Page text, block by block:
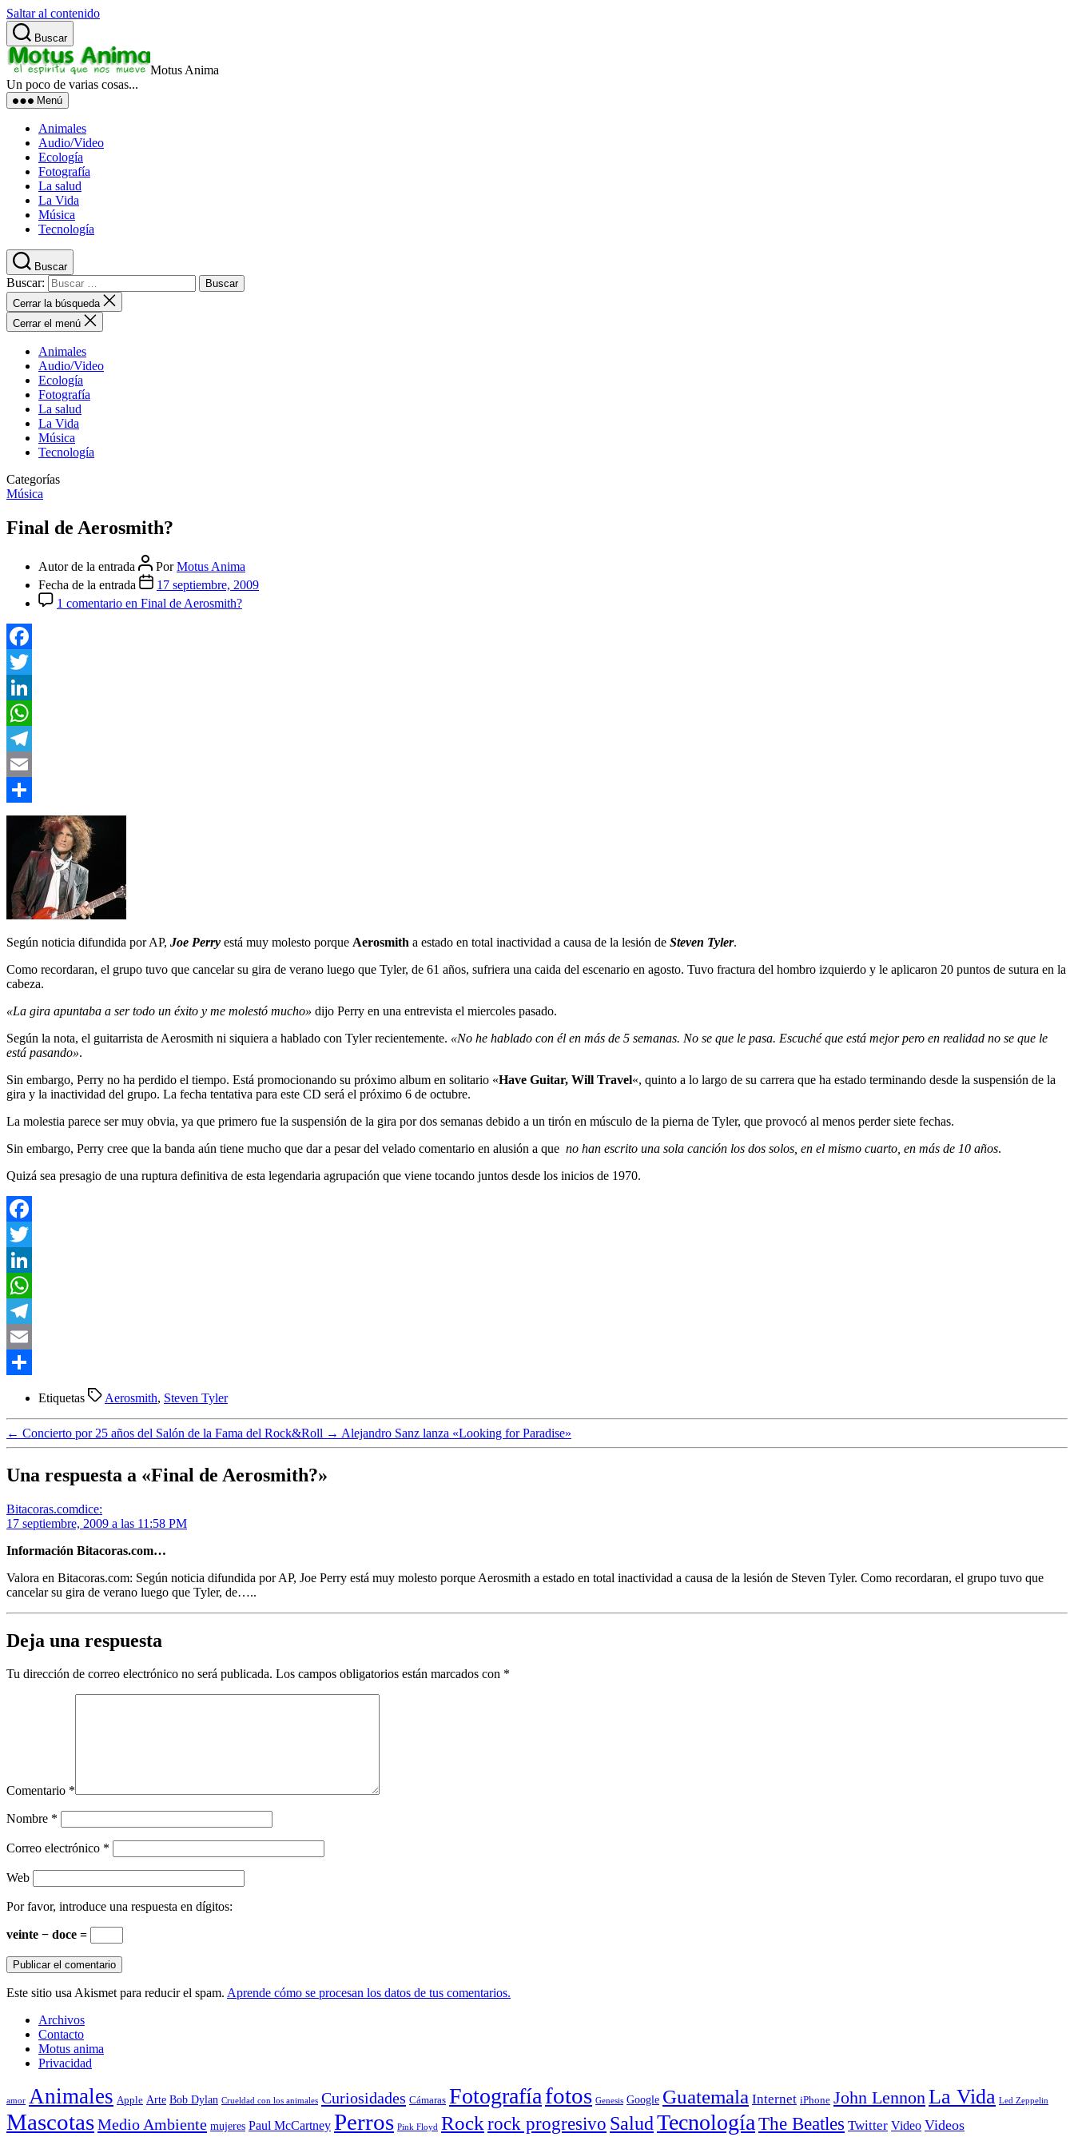
Saltar al contenido
Buscar
Motus Anima
Un poco de varias cosas...
Menú
Animales
Audio/Video
Ecología
Fotografía
La salud
La Vida
Música
Tecnología
Buscar
Buscar:
Cerrar la búsqueda
Cerrar el menú
Animales
Audio/Video
Ecología
Fotografía
La salud
La Vida
Música
Tecnología
Categorías
Música
Final de Aerosmith?
Autor de la entrada PorMotus Anima
Fecha de la entrada
17 septiembre, 2009
1 comentario en Final de Aerosmith?
Facebook
Twitter
LinkedIn
WhatsApp
Telegram
Email
Compartir
Según noticia difundida por AP, Joe Perry está muy molesto porque Aerosmith a estado en total inactividad a causa de la lesión de Steven Tyler.
Como recordaran, el grupo tuvo que cancelar su gira de verano luego que Tyler, de 61 años, sufriera una caida del escenario en agosto. Tuvo fractura del hombro izquierdo y le aplicaron 20 puntos de sutura en la
cabeza.
«La gira apuntaba a ser todo un éxito y me molestó mucho» dijo Perry en una entrevista el miercoles pasado.
Según la nota, el guitarrista de Aerosmith ni siquiera a hablado con Tyler recientemente. «No he hablado con él en más de 5 semanas. No se que le pasa. Escuché que está mejor pero en realidad no se que le
está pasando».
Sin embargo, Perry no ha perdido el tiempo. Está promocionando su próximo album en solitario «Have Guitar, Will Travel«, quinto a lo largo de su carrera que ha estado terminando desde la suspensión de la
gira y la inactividad del grupo. La fecha tentativa para este CD será el próximo 6 de octubre.
La molestia parece ser muy obvia, ya que primero fue la suspensión de la gira por dos semanas debido a un tirón en músculo de la pierna de Tyler, que provocó al menos perder siete fechas.
Sin embargo, Perry cree que la banda aún tiene mucho que dar a pesar del velado comentario en alusión a que no han escrito una sola canción los dos solos, en el mismo cuarto, en más de 10 años.
Quizá sea presagio de una ruptura definitiva de esta legendaria agrupación que viene tocando juntos desde los inicios de 1970.
Facebook
Twitter
LinkedIn
WhatsApp
Telegram
Email
Etiquetas Aerosmith, Steven Tyler
← Concierto por 25 años del Salón de la Fama del Rock&Roll → Alejandro Sanz lanza «Looking for Paradise»
Una respuesta a «Final de Aerosmith?»
Bitacoras.comdice:
17 septiembre, 2009 a las 11:58 PM
Información Bitacoras.com…
Valora en Bitacoras.com: Según noticia difundida por AP, Joe Perry está muy molesto porque Aerosmith a estado en total inactividad a causa de la lesión de Steven Tyler. Como recordaran, el grupo tuvo que
cancelar su gira de verano luego que Tyler, de…..
Deja una respuesta
Tu dirección de correo electrónico no será publicada. Los campos obligatorios están marcados con *
Comentario *
Nombre *
Correo electrónico *
Web
Por favor, introduce una respuesta en dígitos:
veinte − doce =
Este sitio usa Akismet para reducir el spam. Aprende cómo se procesan los datos de tus comentarios.
Archivos
Contacto
Motus anima
Privacidad
amor Animales Apple Arte Bob Dylan Crueldad con los animales Curiosidades Cámaras Fotografíafotos Genesis Google Guatemala Internet iPhone John LennonLa Vida Led Zeppelin
MascotasMedio Ambiente mujeres Paul McCartney Perros Pink Floyd Rockrock progresivo SaludTecnologíaThe Beatles Twitter Video Videos